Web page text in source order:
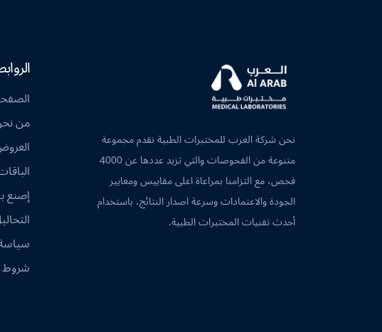
نحن شركة العرب للمختبرات الطبية نقدم مجموعة
متنوعة من الفحوصات والتي تزيد عددها عن 4000
فحص، مع التزامنا بمراعاة اعلى مقاييس ومعايير
الجودة والاعتمادات وسرعة اصدار النتائج، باستخدام
أحدث تقنيات المختبرات الطبية.
من
إصنع
شروط